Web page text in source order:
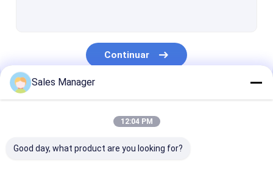
Continuar
Nuestras Categorías
Sales Manager
12:04 PM
Good day, what product are you looking for?